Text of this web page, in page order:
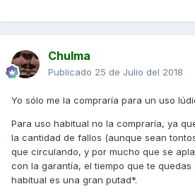
Chulma
Publicado 25 de Julio del 2018
Yo sólo me la compraría para un uso
Para uso habitual no la compraría, ya
la cantidad de fallos (aunque sean
que circulando, y por mucho que se
con la garantía, el tiempo que te quedas
habitual es una gran putad*.